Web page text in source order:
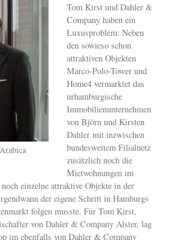
Tom Kirst und Dahler &
Company haben ein
Luxusproblem: Neben
den sowieso schon
attraktiven Objekten
Marco-Polo-Tower und
Home4 vermarktet das
urhamburgische
Immobilienunternehmen
von Björn und Kirsten
Dahler mit inzwischen
bundesweitem Filialnetz
zusätzlich noch die
Mietwohnungen im
einzelne attraktive Objekte in der
der eigene Schritt in Hamburgs
folgen musste. Für Tom Kirst,
von Dahler & Company Alster, lag
im ebenfalls von Dahler & Company